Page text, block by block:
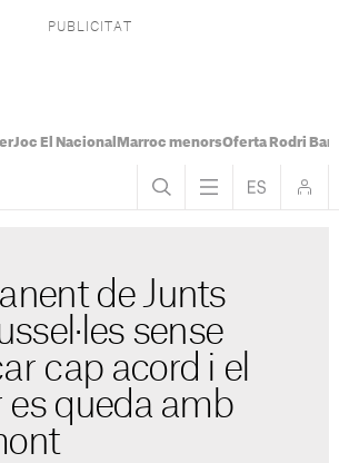
Joc El Nacional Marroc menorsOferta Rodri
de Junts
sense
cap acord i el
es queda amb